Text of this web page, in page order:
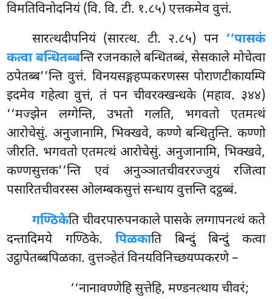
विमतिविनोदनियं (वि. वि. टी. १.८५) एत्तकमेव वुत्तं.
सारत्थदीपनियं (सारत्थ. टी. २.८५) पन ‘‘पासकं
कत्वा बन्धितब्बन्ति रजनकाले बन्धितब्बं, सेसकाले मोचेत्वा
ठपेतब्ब’’न्ति वुत्तं. विनयसङ्गहप्पकरणस्स पोराणटीकायम्पि
इदमेव गहेत्वा वुत्तं, तं पन चीवरक्खन्धके (महाव. ३४४)
‘‘मज्झेन लग्गेन्ति, उभतो गलति, भगवतो एतमत्थं
आरोचेसुं. अनुजानामि, भिक्खवे, कण्णे बन्धितुन्ति. कण्णो
जीरति. भगवतो एतमत्थं आरोचेसुं. अनुजानामि, भिक्खवे,
कण्णसुत्तक’’न्ति एवं अनुञ्ञातचीवररज्जुयं रजित्वा
पसारितचीवरस्स ओलम्बकसुत्तं सन्धाय वुत्तन्ति दट्ठब्बं.
गण्ठिकेति चीवरपारुपनकाले पासके लग्गापनत्थं कते
दन्तादिमये गण्ठिके.पिळकाति बिन्दुं बिन्दुं कत्वा
उट्ठापेतब्बपिळका. वुत्तञ्हेतं विनयविनिच्छयप्पकरणे –
‘‘नानावण्णेहि सुत्तेहि, मण्डनत्थाय चीवरं;